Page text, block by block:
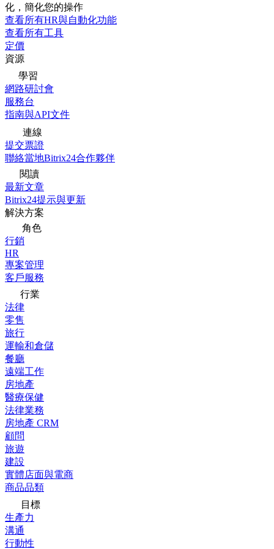
化，簡化您的操作
查看所有HR與自動化功能
查看所有工具
定價
資源
學習
網路研討會
服務台
指南與API文件
連線
提交票證
聯絡當地Bitrix24合作夥伴
閱讀
最新文章
Bitrix24提示與更新
解決方案
角色
行銷
HR
專案管理
客戶服務
行業
法律
零售
旅行
運輸和倉儲
餐廳
遠端工作
房地產
醫療保健
法律業務
房地產 CRM
顧問
旅遊
建設
實體店面與電商
商品品類
目標
生產力
溝通
行動性